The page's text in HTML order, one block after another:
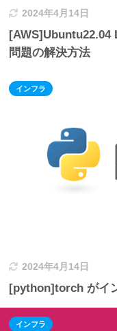
2024年4月14日
[AWS]Ubuntu22.04
問題の解決方法
2024年4月14日
[python]torch がイ
インフラ
インフラ